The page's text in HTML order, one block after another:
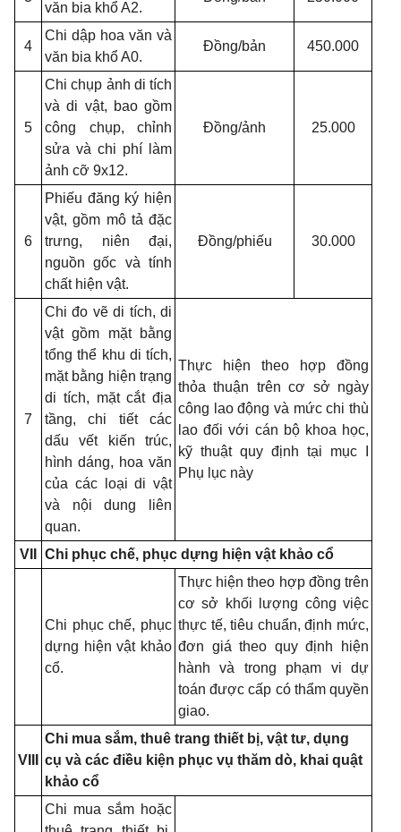
văn bia khổ A2.
4
Chi dập hoa văn và
văn bia khổ A0.
Đồng/bản 450.000
5
Chi chụp ảnh di tích
và di vật, bao gồm
công chụp, chỉnh
sửa và chi phí làm
ảnh cỡ 9x12.
Đồng/ảnh 25.000
6
Phiếu đăng ký hiện
vật, gồm mô tả đặc
trưng, niên đại,
nguồn gốc và tính
chất hiện vật.
Đồng/phiếu 30.000
7
Chi đo vẽ di tích, di
vật gồm mặt bằng
tổng thể khu di tích,
mặt bằng hiện trạng
di tích, mặt cắt địa
tầng, chi tiết các
dấu vết kiến trúc,
hình dáng, hoa văn
của các loại di vật
và nội dung liên
quan.
Thực hiện theo hợp đồng
thỏa thuận trên cơ sở ngày
công lao động và mức chi thù
lao đối với cán bộ khoa học,
kỹ thuật quy định tại mục I
Phụ lục này
VII Chi phục chế, phục dựng hiện vật khảo cổ
Chi phục chế, phục
dựng hiện vật khảo
cổ.
Thực hiện theo hợp đồng trên
cơ sở khối lượng công việc
thực tế, tiêu chuẩn, định mức,
đơn giá theo quy định hiện
hành và trong phạm vi dự
toán được cấp có thẩm quyền
giao.
VIII
Chi mua sắm, thuê trang thiết bị, vật tư, dụng
cụ và các điều kiện phục vụ thăm dò, khai quật
khảo cổ
Chi mua sắm hoặc